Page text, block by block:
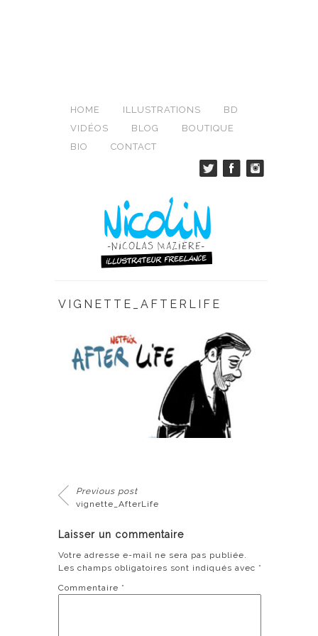
HOME ILLUSTRATIONS
BD
VIDÉOS
BLOG
BOUTIQUE
BIO
CONTACT
VIGNETTE_AFTERLIFE
Previous post
vignette_AfterLife
Laisser un commentaire
Votre adresse e-mail ne sera pas publiée.
Les champs obligatoires sont indiqués avec *
Commentaire *